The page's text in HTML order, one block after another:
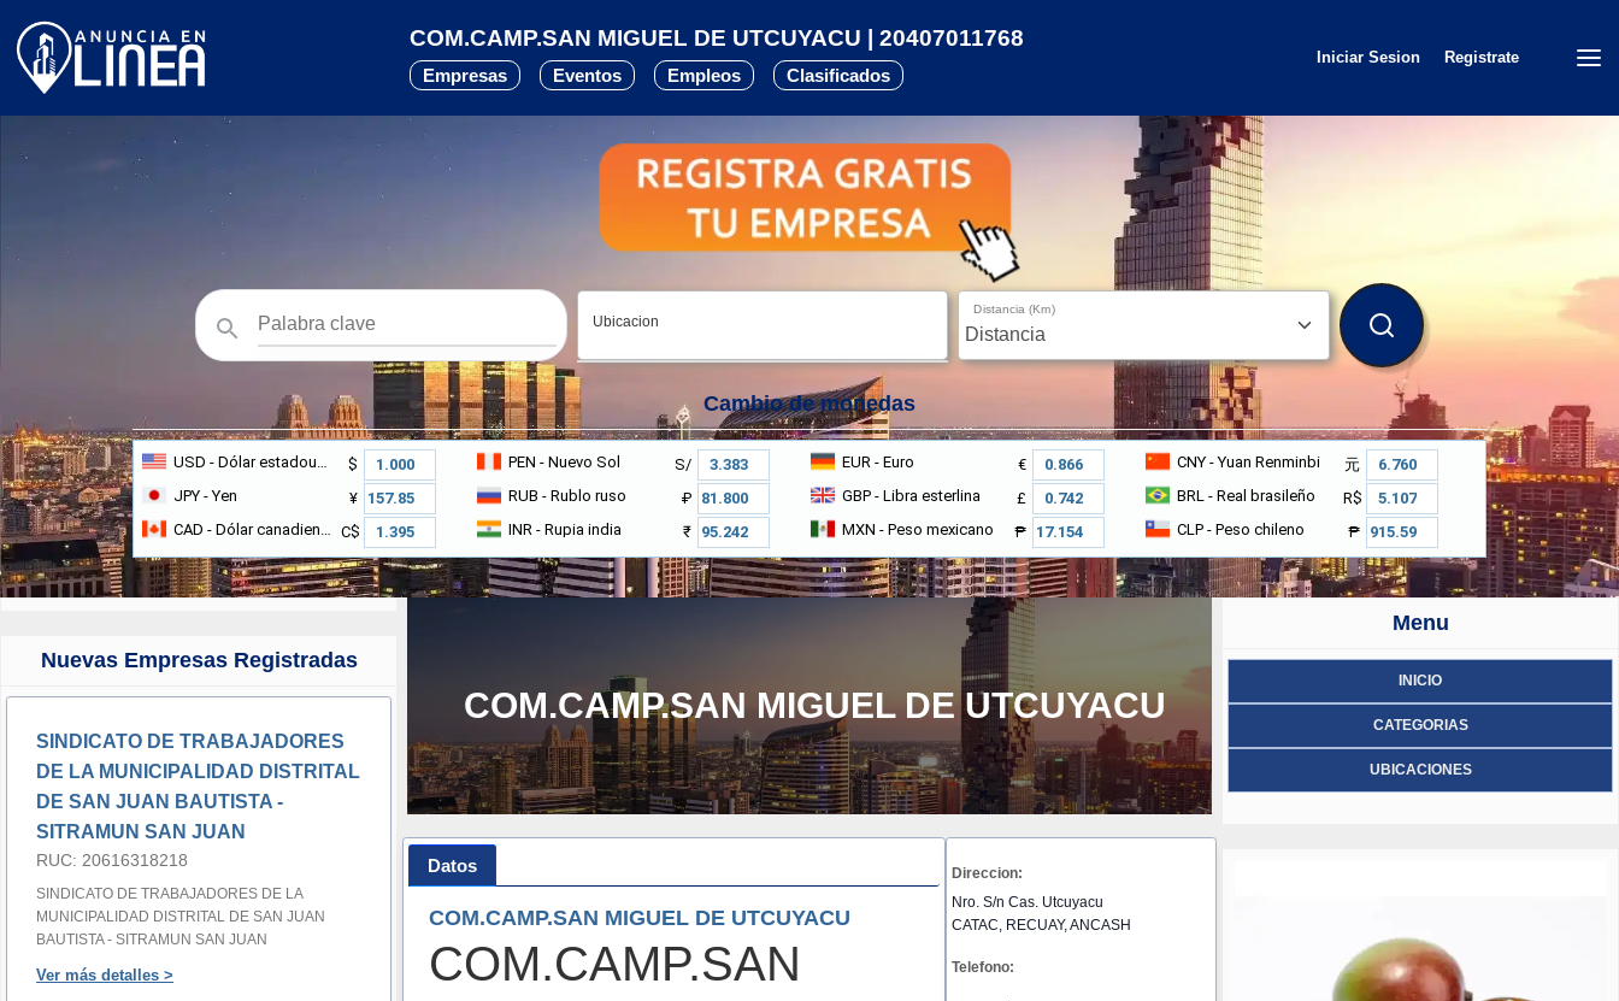
COM.CAMP.SAN MIGUEL DE UTCUYACU | 20407011768
Empresas Eventos Empleos Clasificados
Iniciar Sesion Registrate
Ubicacion
Distancia (Km)
BUSCAR
Cambio de monedas
USD - Dólar estadounidense $ PEN - Nuevo Sol S/ EUR - Euro € CNY- Yuan Renminbi
元
JPY - Yen ¥ RUB - Rublo ruso ₽ GBP - Libra esterlina £ BRL - Real brasileño
R$
CAD - Dólar canadiense C$ INR - Rupia india ₹ MXN - Peso mexicano ₱ CLP- Peso chileno ₱
Nuevas Empresas Registradas
SINDICATO DE TRABAJADORES
DE LA MUNICIPALIDAD DISTRITAL
DE SAN JUAN BAUTISTA -
SITRAMUN SAN JUAN
RUC: 20616318218
SINDICATO DE TRABAJADORES DE LA
MUNICIPALIDAD DISTRITAL DE SAN JUAN
BAUTISTA - SITRAMUN SAN JUAN
Ver más detalles >
COM.CAMP.SAN MIGUEL DE UTCUYACU
Datos
COM.CAMP.SAN MIGUEL DE UTCUYACU
COM.CAMP.SAN
Direccion:
Nro. S/n Cas. Utcuyacu
CATAC, RECUAY, ANCASH
Telefono:
Menu
INICIO
CATEGORIAS
UBICACIONES